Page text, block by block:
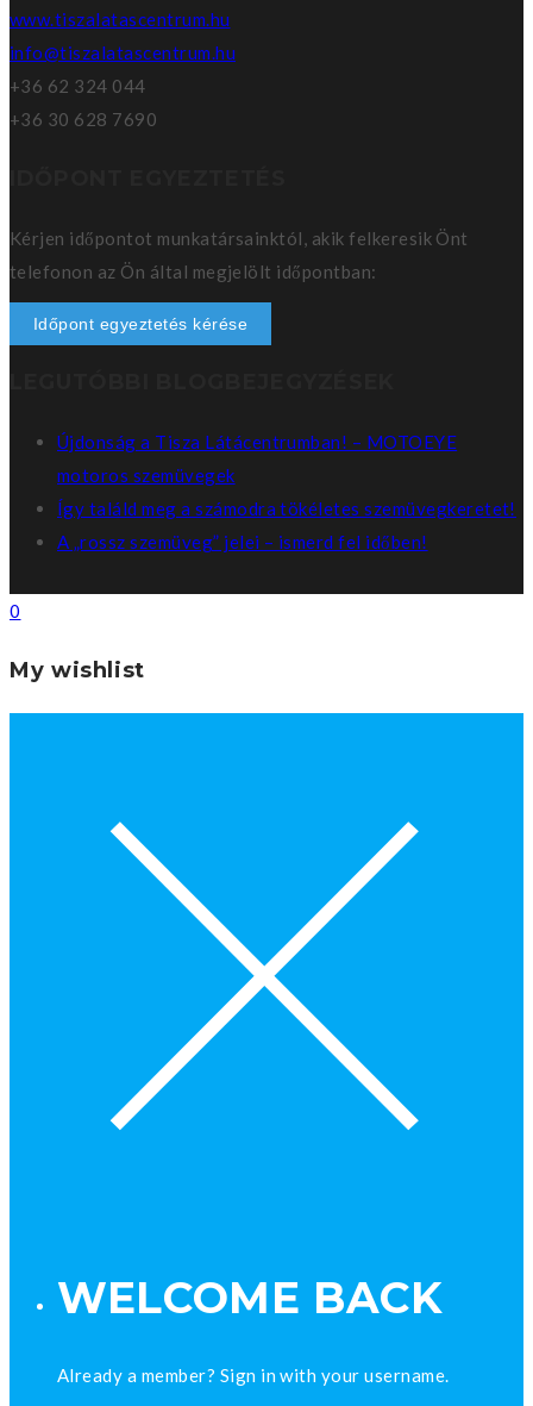
www.tiszalatascentrum.hu
info@tiszalatascentrum.hu
+36 62 324 044
+36 30 628 7690
Kérjen időpontot munkatársainktól, akik felkeresik Önt
telefonon az Ön által megjelölt időpontban:
Időpont egyeztetés kérése
Újdonság a Tisza Látácentrumban! – MOTOEYE
motoros szemüvegek
Így találd meg a számodra tökéletes szemüvegkeretet!
A „rossz szemüveg” jelei – ismerd fel időben!
0
My wishlist
WELCOME BACK
Already a member? Sign in with your username.